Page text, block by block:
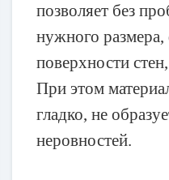
позволяет без
нужного размера,
поверхности
При этом
гладко, не
неровностей.